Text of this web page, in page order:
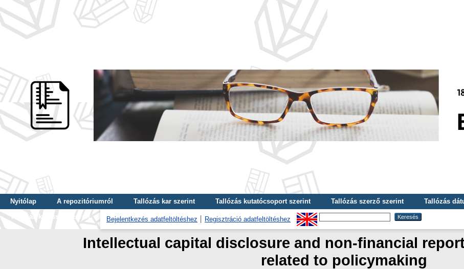
Nyitólap A repozitóriumról Tallózás kar szerint Tallózás kutatócsoport szerint Tallózás szerző szerint Tallózás
Tallózás kulcsszó szerint
Bejelentkezés adatfeltöltéshez Regisztráció adatfeltöltéshez
Intellectual capital disclosure and non-financial
related to policymaking